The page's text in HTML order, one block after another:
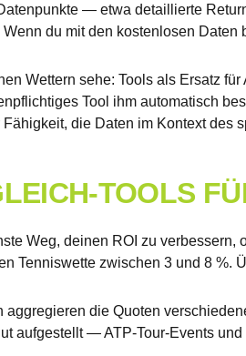
— etwa detaillierte
du mit den kostenlosen Daten
Wettern sehe: Tools als Ersatz
Tool ihm automatisch
die Daten im Kontext des
TOOLS
Weg, deinen ROI zu
Tenniswette zwischen 3 und 8 %.
die Quoten
aufgestellt — ATP-Tour-Events